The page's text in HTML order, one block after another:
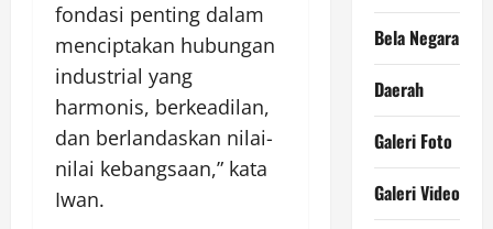
fondasi penting dalam
menciptakan hubungan
industrial yang
harmonis, berkeadilan,
dan berlandaskan nilai-
nilai kebangsaan,” kata
Iwan.
Bela Negara
Daerah
Galeri Foto
Galeri Video